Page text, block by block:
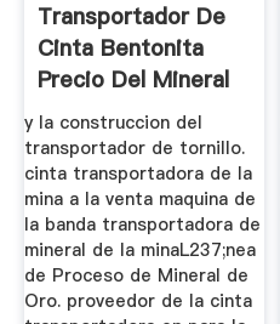
Transportador De
Cinta Bentonita
Precio Del Mineral
y la construccion del
transportador de tornillo.
cinta transportadora de la
mina a la venta maquina de
la banda transportadora de
mineral de la minaL237;nea
de Proceso de Mineral de
Oro. proveedor de la cinta